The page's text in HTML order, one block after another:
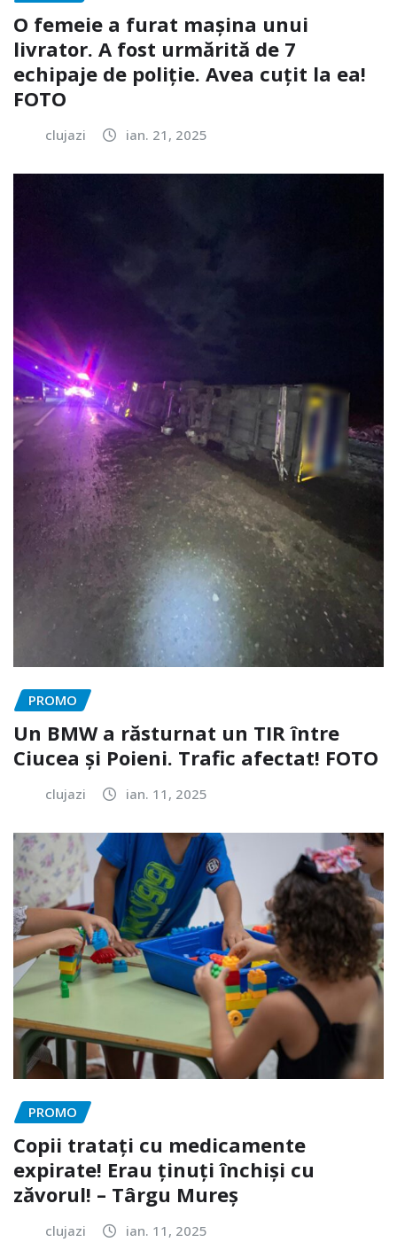
O femeie a furat mașina unui
livrator. A fost urmărită de 7
echipaje de poliție. Avea cuțit la ea!
FOTO
clujazi ian. 21, 2025
PROMO
Un BMW a răsturnat un TIR între
Ciucea și Poieni. Trafic afectat! FOTO
clujazi ian. 11, 2025
PROMO
Copii tratați cu medicamente
expirate! Erau ținuți închiși cu
zăvorul! – Târgu Mureș
clujazi ian. 11, 2025